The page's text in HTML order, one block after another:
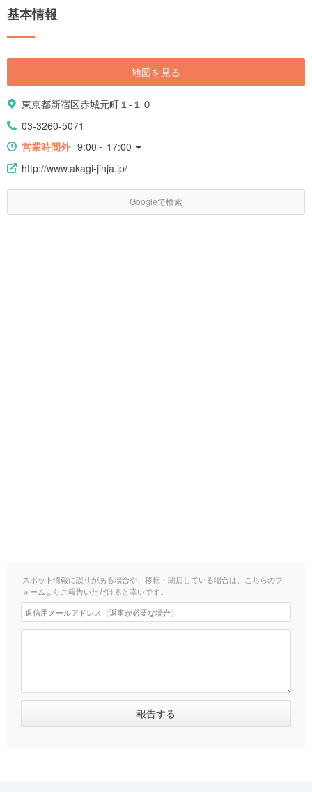
ておでかけしましょう！
基本情報
地図を見る
東京都新宿区赤城元町１-１０
03-3260-5071
営業時間外 9:00～17:00
http://www.akagi-jinja.jp/
Googleで検索
スポット情報に誤りがある場合や、移転・閉店している場合は、こちらのフ
ォームよりご報告いただけると幸いです。